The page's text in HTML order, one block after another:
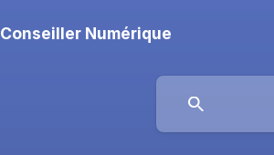
Conseiller Numérique